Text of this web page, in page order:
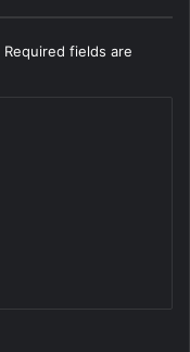
Required fields are